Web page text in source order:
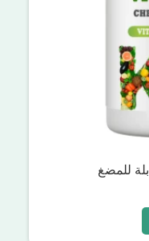
للمضغ